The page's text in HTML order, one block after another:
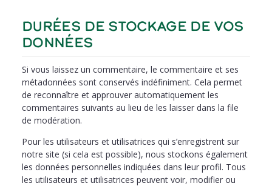
DURÉES DE STOCKAGE DE VOS
DONNÉES
Si vous laissez un commentaire, le commentaire et ses
métadonnées sont conservés indéfiniment. Cela permet
de reconnaître et approuver automatiquement les
commentaires suivants au lieu de les laisser dans la file
de modération.
Pour les utilisateurs et utilisatrices qui s’enregistrent sur
notre site (si cela est possible), nous stockons également
les données personnelles indiquées dans leur profil. Tous
les utilisateurs et utilisatrices peuvent voir, modifier ou